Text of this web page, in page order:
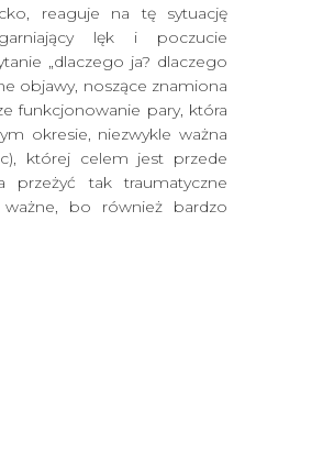
reaguje na tę sytuację
lęk i poczucie
„dlaczego ja? dlaczego
objawy, noszące znamiona
funkcjonowanie pary, która
okresie, niezwykle ważna
której celem jest przede
przeżyć tak traumatyczne
bo również bardzo